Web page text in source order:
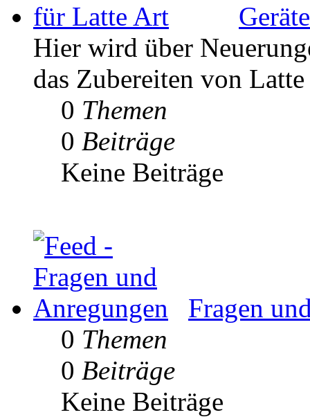
Hier wird über
das Zubereiten von
0 Themen
0 Beiträge
Keine Beiträge
Fragen
0 Themen
0 Beiträge
Keine Beiträge